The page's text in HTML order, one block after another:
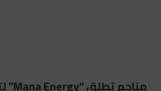
مناجم تطلق “Mana Energy” لتطوير الطاقة